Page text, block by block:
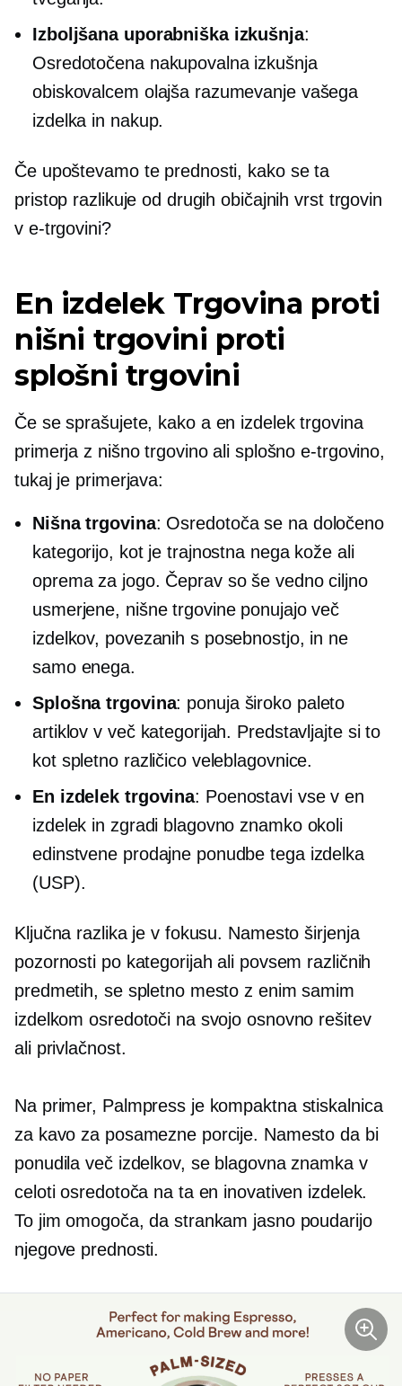
Izboljšana uporabniška izkušnja:
Osredotočena nakupovalna izkušnja
obiskovalcem olajša razumevanje vašega
izdelka in nakup.
Če upoštevamo te prednosti, kako se ta
pristop razlikuje od drugih običajnih vrst trgovin
v e-trgovini?
En izdelek Trgovina proti
nišni trgovini proti
splošni trgovini
Če se sprašujete, kako a en izdelektrgovina
primerja z nišno trgovino ali splošno e-trgovino,
tukaj je primerjava:
Nišna trgovina: Osredotoča se na določeno
kategorijo, kot je trajnostna nega kože ali
oprema za jogo. Čeprav so še vedno ciljno
usmerjene, nišne trgovine ponujajo več
izdelkov, povezanih s posebnostjo, in ne
samo enega.
Splošna trgovina: ponuja široko paleto
artiklov v več kategorijah. Predstavljajte si to
kot spletno različico veleblagovnice.
En izdelek trgovina: Poenostavi vse v en
izdelek in zgradi blagovno znamko okoli
edinstvene prodajne ponudbe tega izdelka
(USP).
Ključna razlika je v fokusu. Namesto širjenja
pozornosti po kategorijah ali povsem različnih
predmetih, se spletno mesto z enim samim
izdelkom osredotoči na svojo osnovno rešitev
ali privlačnost.
Na primer, Palmpress je kompaktna stiskalnica
za kavo za posamezne porcije. Namesto da bi
ponudila več izdelkov, se blagovna znamka v
celoti osredotoča na ta en inovativen izdelek.
To jim omogoča, da strankam jasno poudarijo
njegove prednosti.